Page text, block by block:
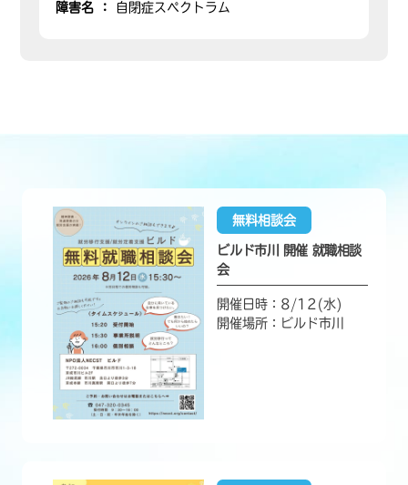
障害名 ：
自閉症スペクトラム
無料相談会
ビルド市川 開催 就職相談
会
開催日時：8/12(水)
開催場所：ビルド市川